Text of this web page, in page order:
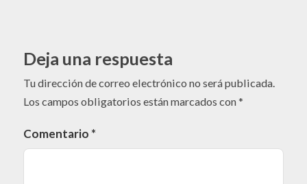
Deja una respuesta
Tu dirección de correo electrónico no será publicada.
Los campos obligatorios están marcados con*
Comentario *